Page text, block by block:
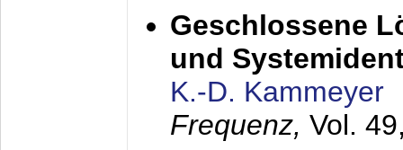
Geschlossene
und
K.-D. Kammeyer
Frequenz, Vol.